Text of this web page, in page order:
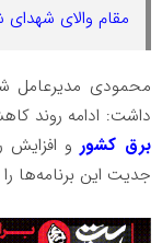
مقام والای
محمودی مدیرعامل
داشت: ادامه روند
برق کشور و
جدیت این برنامه‌ها